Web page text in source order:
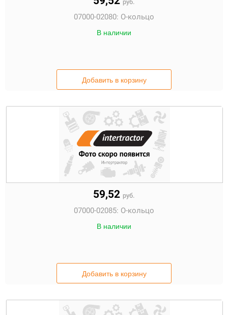
руб.
07000-02080: О-кольцо
В наличии
Добавить в корзину
59,52 руб.
07000-02085: О-кольцо
В наличии
Добавить в корзину